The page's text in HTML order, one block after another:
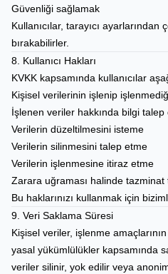
Güvenliği sağlamak
Kullanıcılar, tarayıcı ayarlarından
bırakabilirler.
8. Kullanıcı Hakları
KVKK kapsamında kullanıcılar
Kişisel verilerinin işlenip
İşlenen veriler hakkında bilgi talep
Verilerin düzeltilmesini isteme
Verilerin silinmesini talep etme
Verilerin işlenmesine itiraz etme
Zarara uğraması halinde tazminat
Bu haklarınızı kullanmak için
9. Veri Saklama Süresi
Kişisel veriler, işlenme
yasal yükümlülükler kapsamında
veriler silinir, yok edilir veya